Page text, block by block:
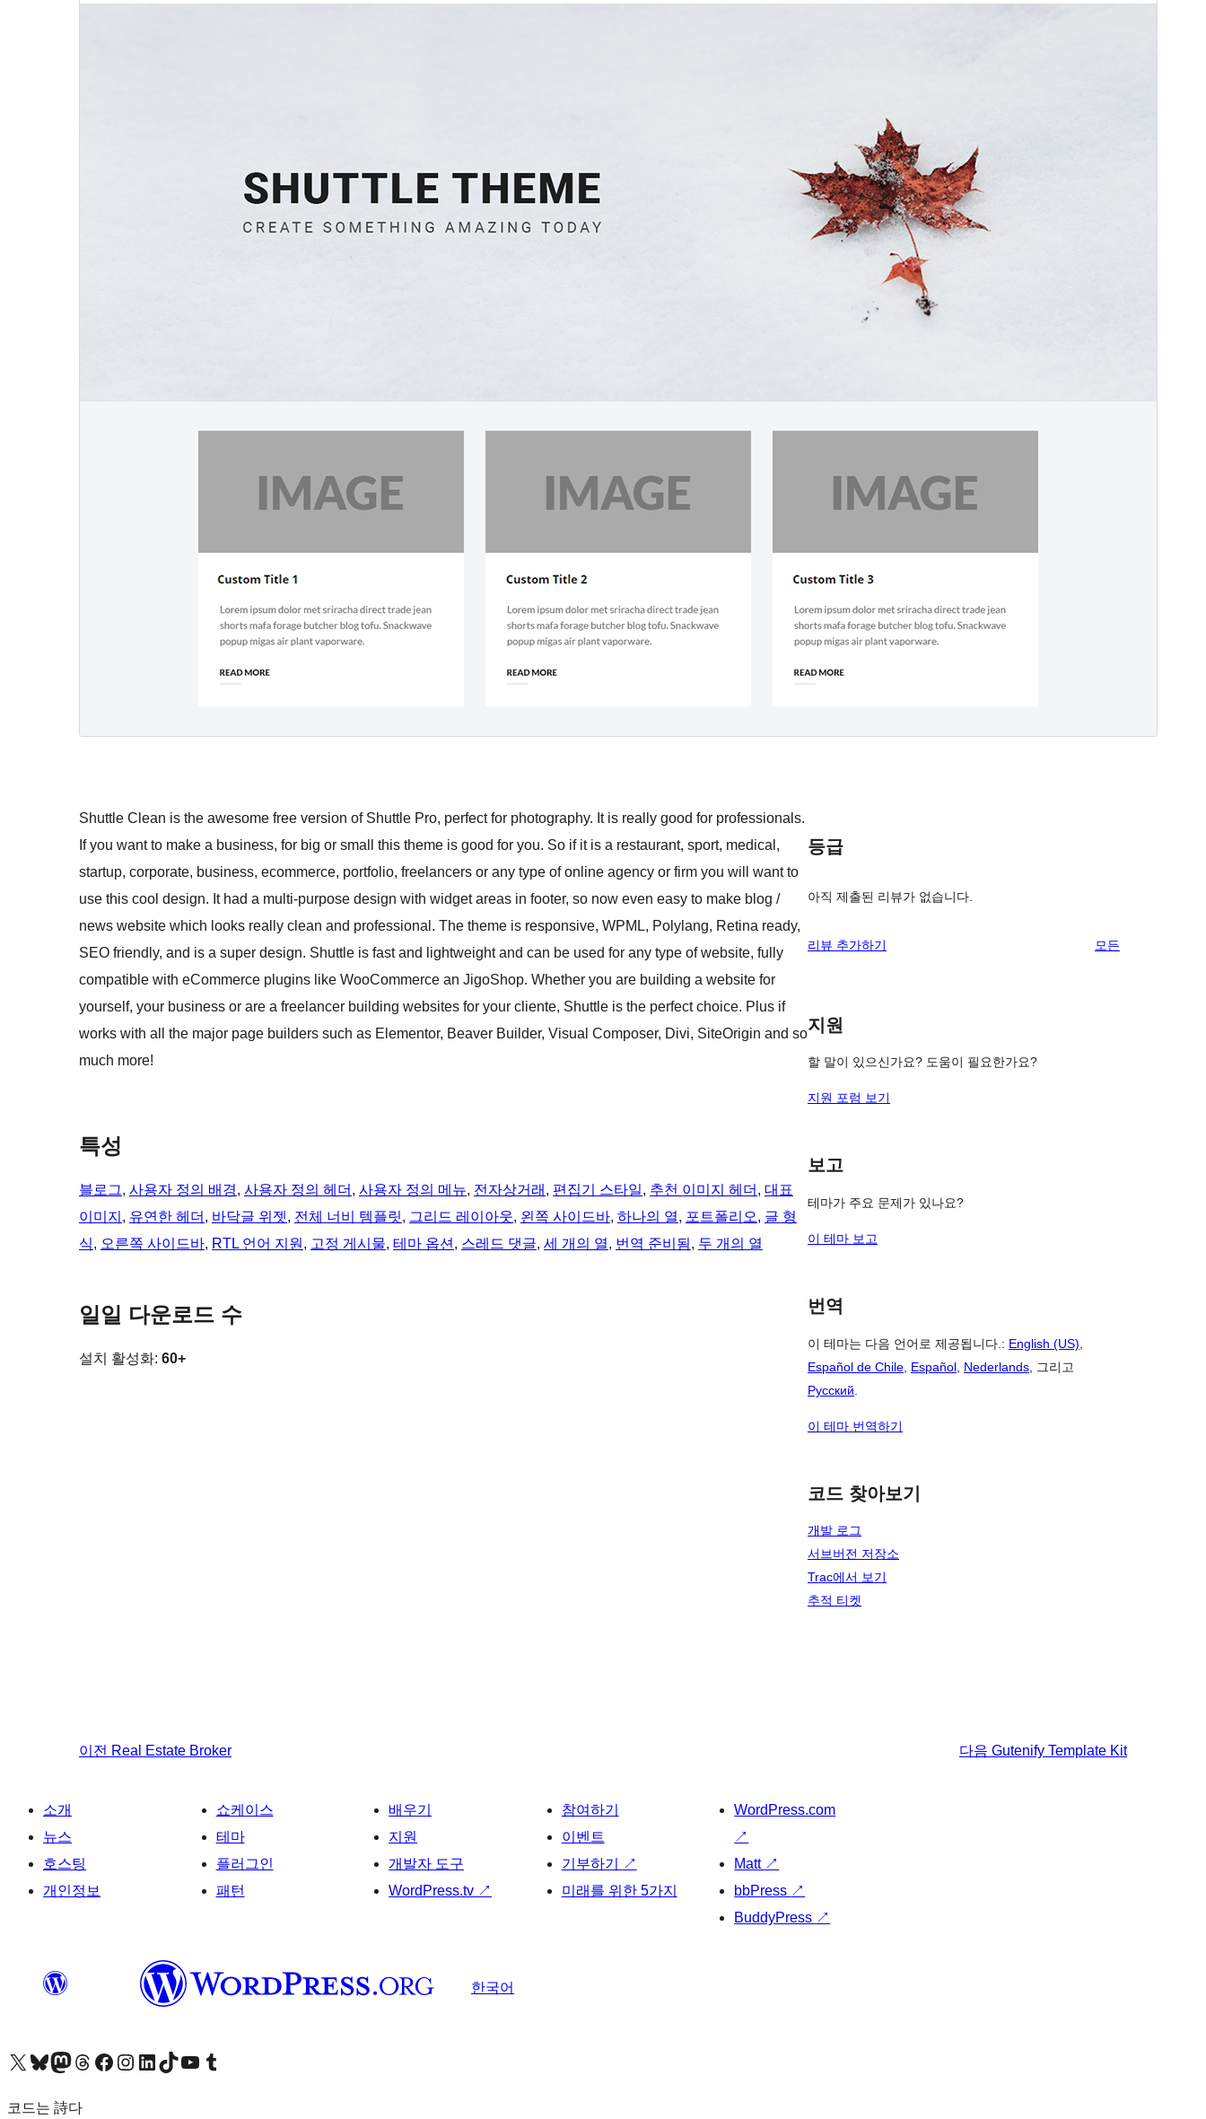
최근 업데이트
활성 설치
워드프레스 버전
PHP 버전
테마 홈페이지
Shuttle Clean is the awesome free version of Shuttle Pro, perfect for photography. It is really good for professionals.
If you want to make a business, for big or small this theme is good for you. So if it is a restaurant, sport, medical,
startup, corporate, business, ecommerce, portfolio, freelancers or any type of online agency or firm you will want to
use this cool design. It had a multi-purpose design with widget areas in footer, so now even easy to make blog /
news website which looks really clean and professional. The theme is responsive, WPML, Polylang, Retina ready,
SEO friendly, and is a super design. Shuttle is fast and lightweight and can be used for any type of website, fully
compatible with eCommerce plugins like WooCommerce an JigoShop. Whether you are building a website for
yourself, your business or are a freelancer building websites for your cliente, Shuttle is the perfect choice. Plus if
works with all the major page builders such as Elementor, Beaver Builder, Visual Composer, Divi, SiteOrigin and so
much more!
특성
블로그, 사용자 정의 배경, 사용자 정의 헤더 , 사용자 정의 메뉴, 전자상거래 , 편집기 스타일, 추천 이미지 헤더 , 대표
이미지 , 유연한 헤더 , 바닥글 위젯, 전체 너비 템플릿, 그리드 레이아웃, 왼쪽 사이드바, 하나의 열, 포트폴리오, 글 형
식, 오른쪽 사이드바, RTL 언어 지원 , 고정 게시물, 테마 옵션 , 스레드 댓글, 세 개의 열, 번역 준비됨, 두 개의 열
일일 다운로드 수
설치 활성화: 60+
등급
아직 제출된 리뷰가 없습니다.
리뷰 추가하기 모든
지원
할 말이 있으신가요? 도움이 필요한가요?
지원 포럼 보기
보고
테마가 주요 문제가 있나요?
이 테마 보고
번역
이 테마는 다음 언어로 제공됩니다.: English (US)
Español de Chile Español Nederlands , 그리고
Русский
이 테마 번역하기
코드 찾아보기
개발 로그
서브버전 저장소
Trac에서 보기
추적 티켓
이전 Real Estate Broker 다음 Gutenify Template Kit
소개
뉴스
호스팅
개인정보
쇼케이스
테마
플러그인
패턴
배우기
지원
개발자 도구
WordPress.tv ↗
참여하기
이벤트
기부하기
↗
미래를 위한 5가지
WordPress.com
↗
Matt ↗
bbPress ↗
BuddyPress ↗
한국어
X(이전 트위터) 계정 방문하기블루스카이 계정 방문하기마스토돈 계정 방문하기스레드 계정 방문하기 페이스북 페이지 방문하기인스타그램 계정 방문하기 LinkedIn 계정 방문하기틱톡 계정 방문하기유튜브 채널 방문하기 텀블러 계정 방문하기
코드는 詩다